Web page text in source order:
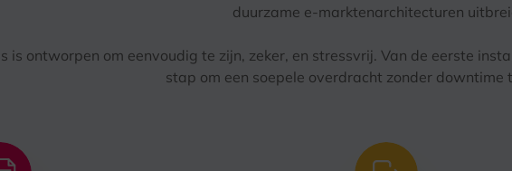
duurzame e-marktenarchitecturen
is ontworpen om eenvoudig te zijn, zeker, en stressvrij. Van de eerste
stap om een ​​soepele overdracht zonder downtime